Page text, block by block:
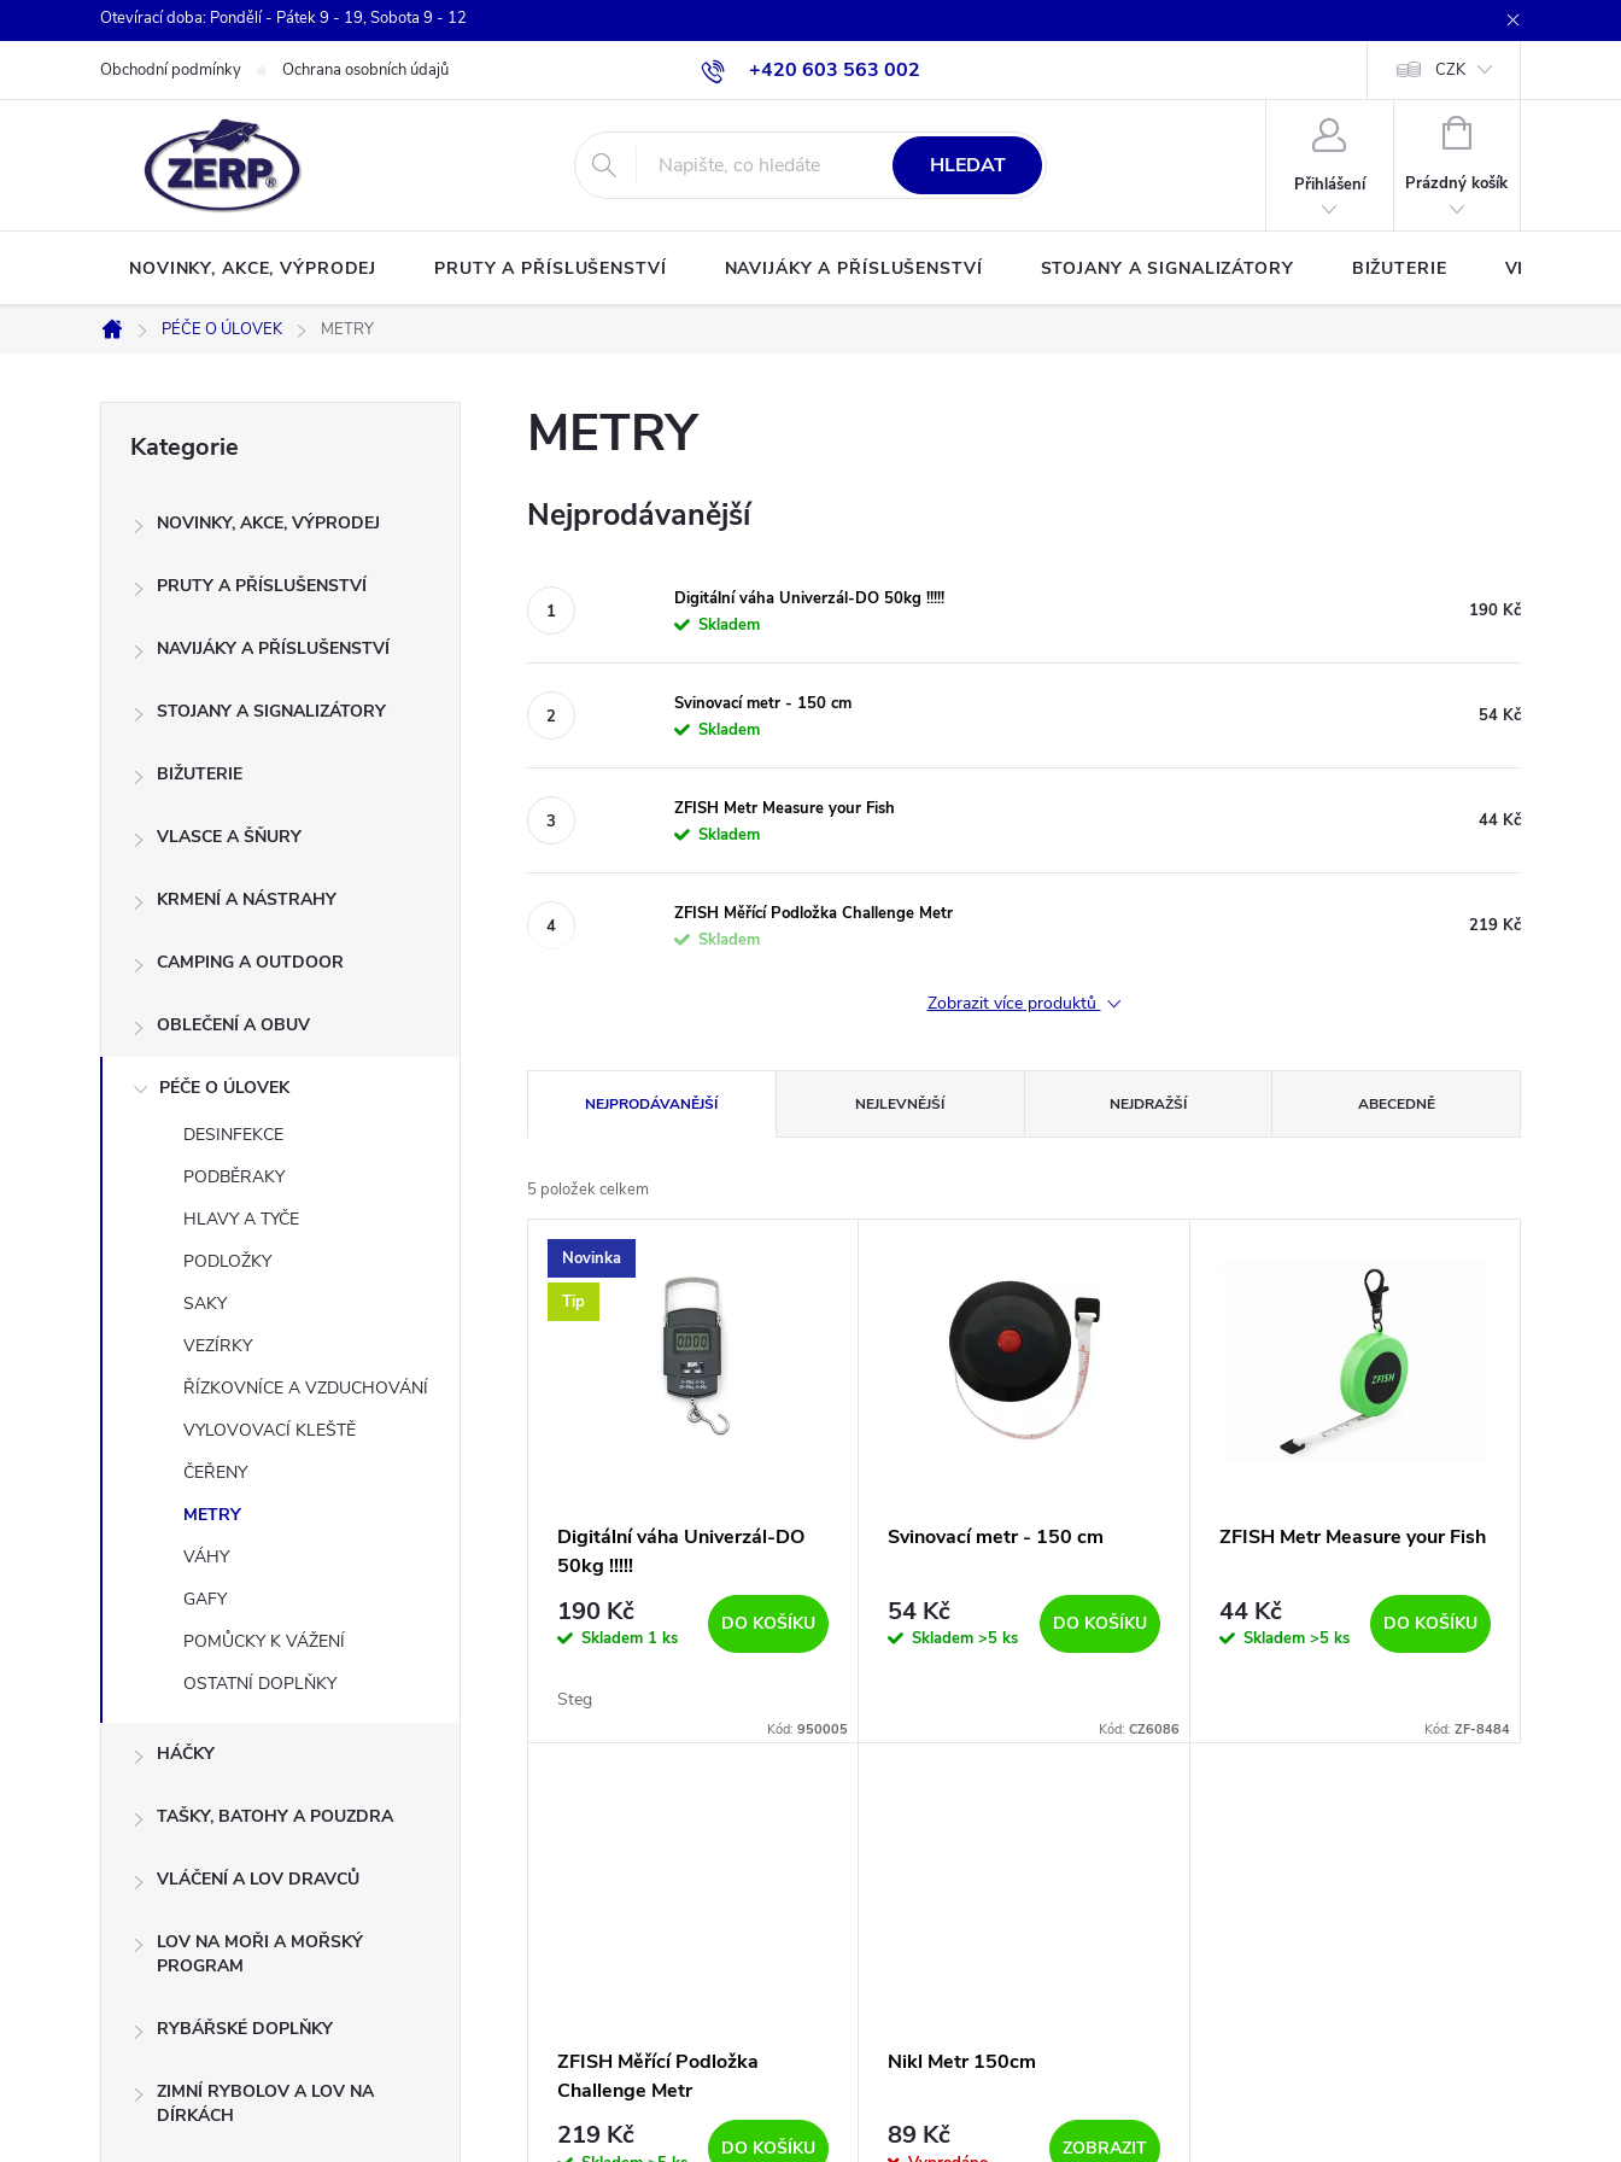
na
Otevírací doba: Pondělí - Pátek 9 - 19, Sobota 9 - 12
+420 603 563 002
Obchodní podmínky Ochrana osobních údajů CZK
HLEDAT
Přihlášení
NÁKUPNÍ
Prázdný košík
NOVINKY, AKCE, VÝPRODEJ PRUTY A PŘÍSLUŠENSTVÍ NAVIJÁKY A PŘÍSLUŠENSTVÍ STOJANY A SIGNALIZÁTORY BIŽUTERIE VLASCE A
Domů
PÉČE O ÚLOVEK METRY
kategorie
Kategorie
NOVINKY, AKCE, VÝPRODEJ
PRUTY A PŘÍSLUŠENSTVÍ
NAVIJÁKY A PŘÍSLUŠENSTVÍ
STOJANY A SIGNALIZÁTORY
BIŽUTERIE
VLASCE A ŠŇURY
KRMENÍ A NÁSTRAHY
CAMPING A OUTDOOR
OBLEČENÍ A OBUV
PÉČE O ÚLOVEK
DESINFEKCE
PODBĚRAKY
HLAVY A TYČE
PODLOŽKY
SAKY
VEZÍRKY
ŘÍZKOVNÍCE A VZDUCHOVÁNÍ
VYLOVOVACÍ KLEŠTĚ
ČEŘENY
METRY
VÁHY
GAFY
POMŮCKY K VÁŽENÍ
OSTATNÍ DOPLŇKY
HÁČKY
TAŠKY, BATOHY A POUZDRA
VLÁČENÍ A LOV DRAVCŮ
LOV NA MOŘI A MOŘSKÝ
PROGRAM
RYBÁŘSKÉ DOPLŇKY
ZIMNÍ RYBOLOV A LOV NA
DÍRKÁCH
METRY
Nejprodávanější
Digitální váha Univerzál-DO 50kg !!!!!
Skladem
190 Kč
Svinovací metr - 150 cm
Skladem
54 Kč
ZFISH Metr Measure your Fish
Skladem
44 Kč
ZFISH Měřící Podložka Challenge Metr
Skladem
219 Kč
Zobrazit více produktů
a
z
e
n
k
NEJPRODÁVANĚJŠÍ NEJLEVNĚJŠÍ NEJDRAŽŠÍ ABECEDNĚ
5 položek celkem
V
ý
d
Novinka
Tip
Digitální váha Univerzál-DO
50kg !!!!!
190 Kč
Skladem 1 ks
DO KOŠÍKU
Steg
Kód:950005
Svinovací metr - 150 cm
54 Kč
Skladem>5 ks
DO KOŠÍKU
Kód: CZ6086
ZFISH Metr Measure your Fish
44 Kč
Skladem >5 ks
DO KOŠÍKU
Kód: ZF-8484
ZFISH Měřící Podložka
Challenge Metr
219 Kč DO KOŠÍKU
Nikl Metr 150cm
89 Kč ZOBRAZIT